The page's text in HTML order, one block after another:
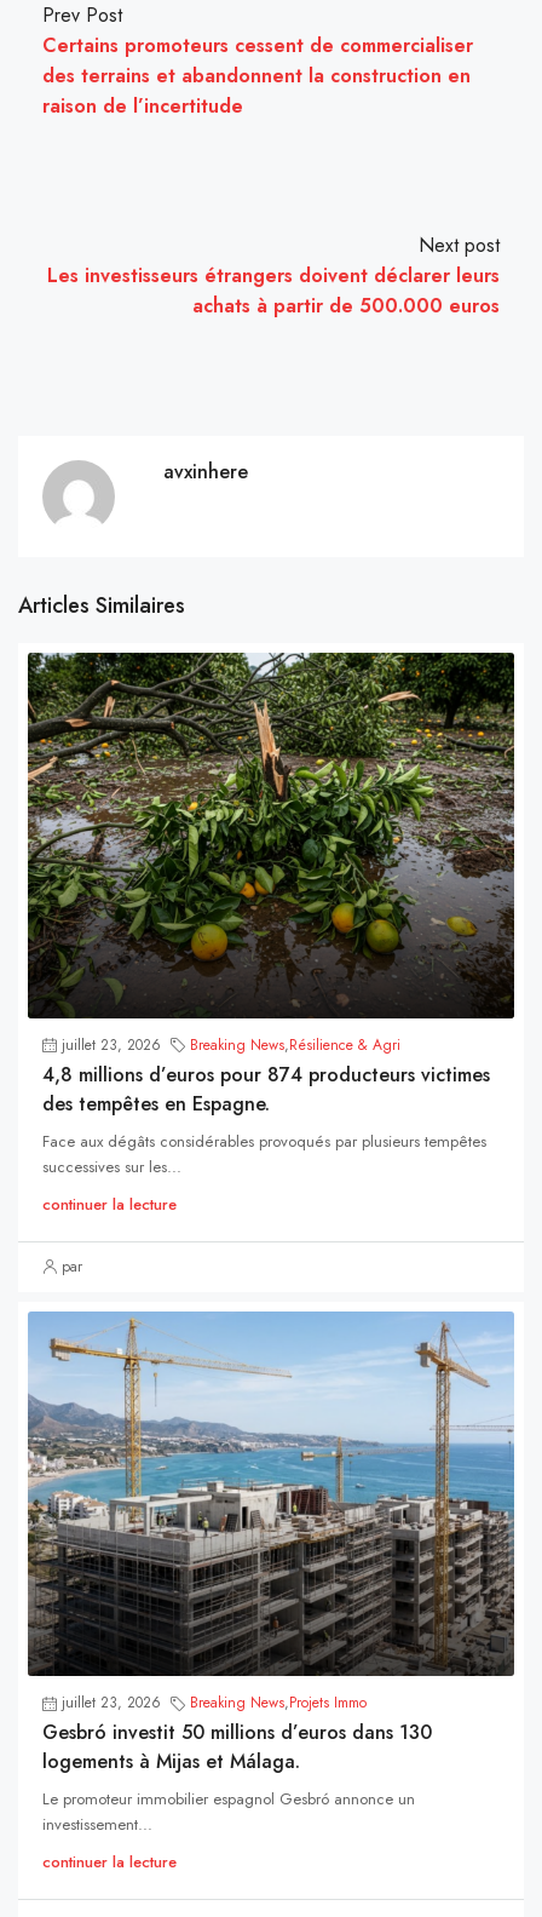
Prev Post
Certains promoteurs cessent de commercialiser
des terrains et abandonnent la construction en
raison de l’incertitude
Next post
Les investisseurs étrangers doivent déclarer leurs
achats à partir de 500.000 euros
avxinhere
Articles Similaires
juillet 23, 2026 Breaking News,Résilience & Agri
4,8 millions d’euros pour 874 producteurs victimes
des tempêtes en Espagne.
Face aux dégâts considérables provoqués par plusieurs tempêtes
successives sur les...
continuer la lecture
par
juillet 23, 2026 Breaking News,Projets Immo
Gesbró investit 50 millions d’euros dans 130
logements à Mijas et Málaga.
Le promoteur immobilier espagnol Gesbró annonce un
investissement...
continuer la lecture